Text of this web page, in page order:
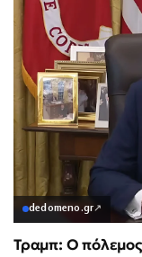
dedomeno.gr↗
Τραμπ: Ο πόλεμος